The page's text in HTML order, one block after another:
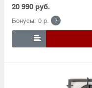
20 990 руб.
Бонусы: 0 р. ?
